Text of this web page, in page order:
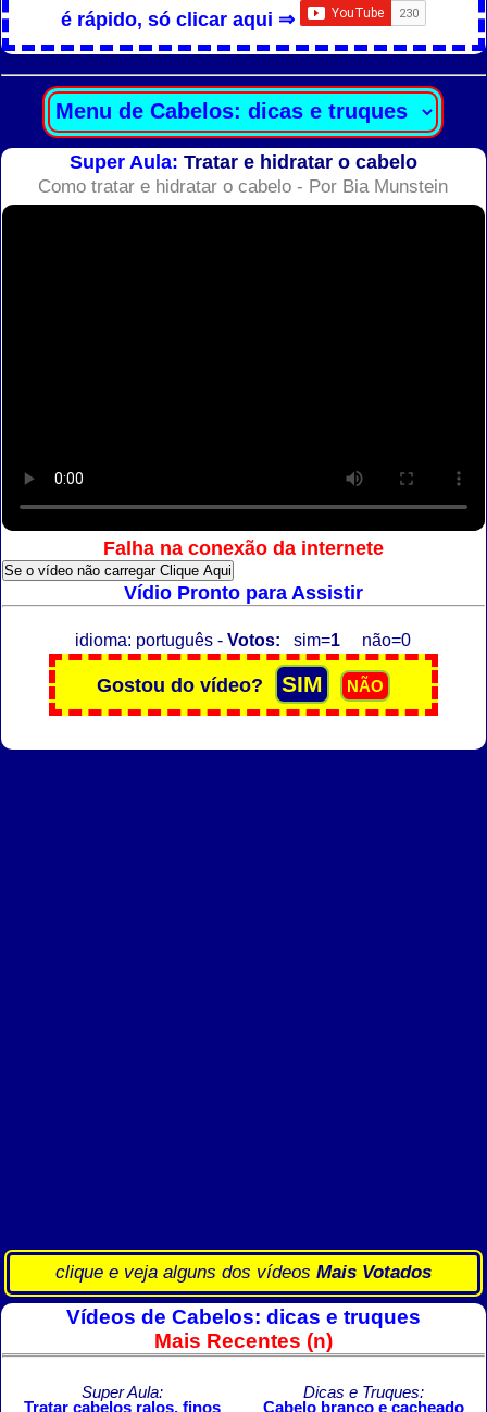
é rápido, só clicar aqui ⇒
Super Aula: Tratar e hidratar o cabelo
Como tratar e hidratar o cabelo - Por Bia Munstein
Falha na conexão da internete
Se o vídeo não carregar Clique Aqui
Vídio Pronto para Assistir
idioma: português -Votos: sim=1 não=0
clique e veja alguns dos vídeos Mais Votados
Vídeos de Cabelos: dicas e truques
Mais Recentes (n)
Super Aula:
Tratar cabelos ralos, finos
Dicas e Truques:
Cabelo branco e cacheado